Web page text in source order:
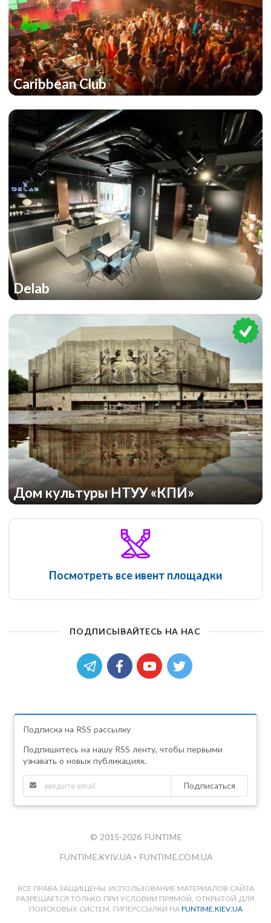
Caribbean Club
Delab
Дом культуры НТУУ «КПИ»
Посмотреть все ивент площадки
ПОДПИСЫВАЙТЕСЬ НА НАС
Подписка на RSS рассылку
Подпишитесь на нашу RSS ленту, чтобы первыми
узнавать о новых публикациях.
Подписаться
© 2015-2026 FUNTIME
FUNTIME.KYIV.UA • FUNTIME.COM.UA
ВСЕ ПРАВА ЗАЩИЩЕНЫ. ИСПОЛЬЗОВАНИЕ МАТЕРИАЛОВ САЙТА
РАЗРЕШАЕТСЯ ТОЛЬКО ПРИ УСЛОВИИ ПРЯМОЙ, ОТКРЫТОЙ ДЛЯ
ПОИСКОВЫХ СИСТЕМ, ГИПЕРССЫЛКИ НА FUNTIME.KIEV.UA